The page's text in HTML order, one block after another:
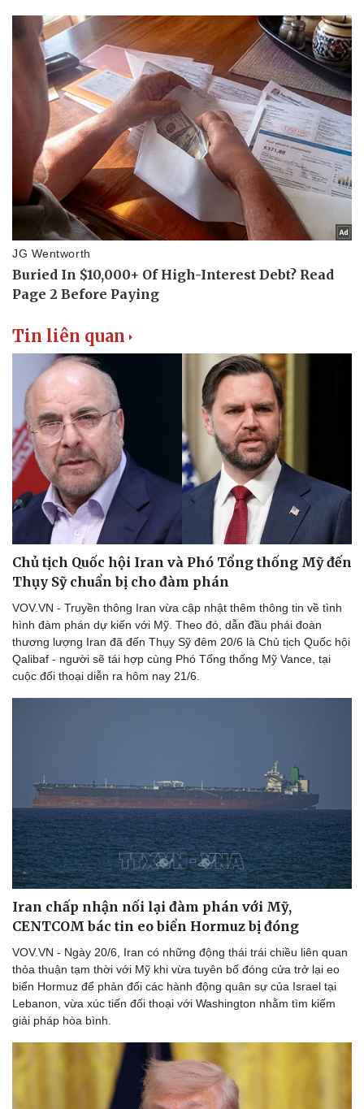
Văn hóa
Sân khấu - Điện ảnh
Văn học
Âm nhạc
Di sản
Nghệ sĩ
Du lịch
Tư vấn
Săn Tour
check-in
Podcast
Câu chuyện thời sự
Đọc truyện đêm khuya
Cửa sổ tình yêu
Kể chuyện cho bé
Hạt giống tâm hồn
Tin liên quan
Chủ tịch Quốc hội Iran và Phó Tổng thống Mỹ đến
Thụy Sỹ chuẩn bị cho đàm phán
VOV.VN - Truyền thông Iran vừa cập nhật thêm thông tin về tình
hình đàm phán dự kiến với Mỹ. Theo đó, dẫn đầu phái đoàn
thương lượng Iran đã đến Thụy Sỹ đêm 20/6 là Chủ tịch Quốc hội
Qalibaf - người sẽ tái hợp cùng Phó Tổng thống Mỹ Vance, tại
cuộc đối thoại diễn ra hôm nay 21/6.
Iran chấp nhận nối lại đàm phán với Mỹ,
CENTCOM bác tin eo biển Hormuz bị đóng
VOV.VN - Ngày 20/6, Iran có những động thái trái chiều liên quan
thỏa thuận tạm thời với Mỹ khi vừa tuyên bố đóng cửa trở lại eo
biển Hormuz để phản đối các hành động quân sự của Israel tại
Lebanon, vừa xúc tiến đối thoại với Washington nhằm tìm kiếm
giải pháp hòa bình.